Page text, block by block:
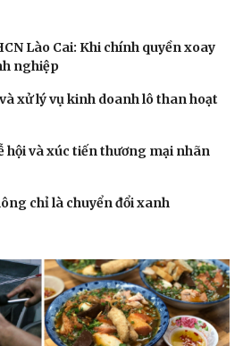
Đời sống
Tình yêu - Gia đình
Lào Cai: Khi chính quyền xoay
nghiệp
xử lý vụ kinh doanh lô than hoạt
hội và xúc tiến thương mại nhãn
chỉ là chuyển đổi xanh